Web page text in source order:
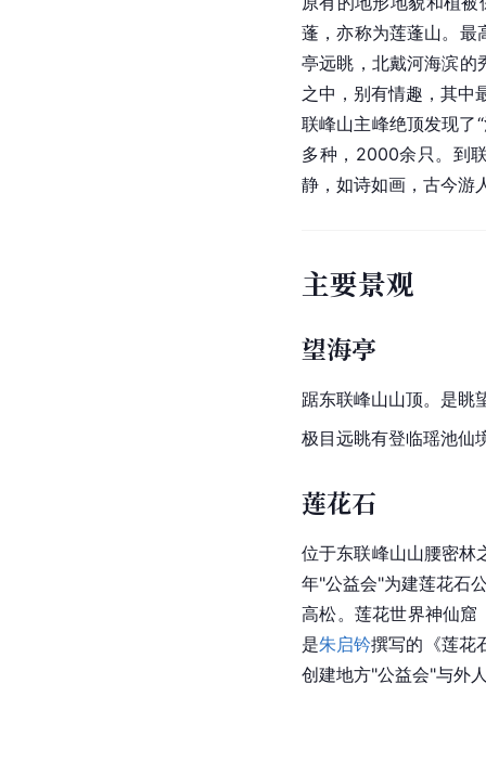
蓬，亦称为莲蓬山。最
亭远眺，北戴河海滨
之中，别有情趣，其中
联峰山主峰绝顶发现了
多种，2000余只。到
静，如诗如画，古今游
主要景观
望海亭
踞东联峰山山顶。是眺
极目远眺有登临瑶池仙
莲花石
位于东联峰山山腰密林
年"公益会"为建莲花石
高松。莲花世界神仙窟
是朱启钤撰写的《莲花
创建地方"公益会"与外